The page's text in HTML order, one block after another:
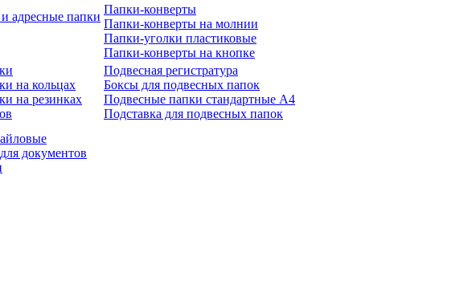
адресные папки
Папки-конверты
Папки-конверты на молнии
Папки-уголки пластиковые
Папки-конверты на кнопке
на кольцах
на резинках
Подвесная регистратура
Боксы для подвесных папок
Подвесные папки стандартные А4
Подставка для подвесных папок
документов